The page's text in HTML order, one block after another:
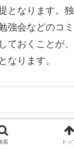
となります。
強会などのコ
ておくことが
なります。
ローチを行っ
索 トッ